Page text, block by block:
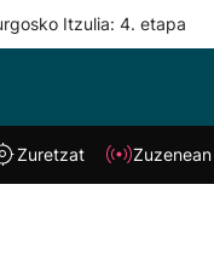
Itzulia: 4. etapa
Klisk
Zuretzat Zuzenean